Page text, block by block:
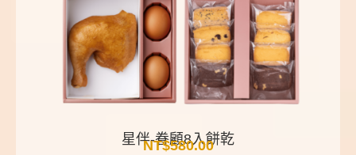
星伴-眷顧8入餅乾
NT$580.00